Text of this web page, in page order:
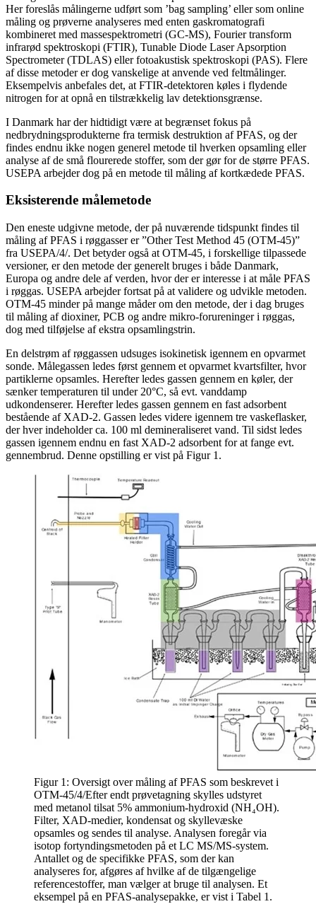
Her foreslås målingerne udført som ’bag sampling’ eller som online
måling og prøverne analyseres med enten gaskromatografi
kombineret med massespektrometri (GC-MS), Fourier transform
infrarød spektroskopi (FTIR), Tunable Diode Laser Apsorption
Spectrometer (TDLAS) eller fotoakustisk spektroskopi (PAS). Flere
af disse metoder er dog vanskelige at anvende ved feltmålinger.
Eksempelvis anbefales det, at FTIR-detektoren køles i flydende
nitrogen for at opnå en tilstrækkelig lav detektionsgrænse.
I Danmark har der hidtidigt være at begrænset fokus på
nedbrydningsprodukterne fra termisk destruktion af PFAS, og der
findes endnu ikke nogen generel metode til hverken opsamling eller
analyse af de små flourerede stoffer, som der gør for de større PFAS.
USEPA arbejder dog på en metode til måling af kortkædede PFAS.
Eksisterende målemetode
Den eneste udgivne metode, der på nuværende tidspunkt findes til
måling af PFAS i røggasser er ”Other Test Method 45 (OTM-45)”
fra USEPA/4/. Det betyder også at OTM-45, i forskellige tilpassede
versioner, er den metode der generelt bruges i både Danmark,
Europa og andre dele af verden, hvor der er interesse i at måle PFAS
i røggas. USEPA arbejder fortsat på at validere og udvikle metoden.
OTM-45 minder på mange måder om den metode, der i dag bruges
til måling af dioxiner, PCB og andre mikro-forureninger i røggas,
dog med tilføjelse af ekstra opsamlingstrin.
En delstrøm af røggassen udsuges isokinetisk igennem en opvarmet
sonde. Målegassen ledes først gennem et opvarmet kvartsfilter, hvor
partiklerne opsamles. Herefter ledes gassen gennem en køler, der
sænker temperaturen til under 20°C, så evt. vanddamp
udkondenserer. Herefter ledes gassen gennem en fast adsorbent
bestående af XAD-2. Gassen ledes videre igennem tre vaskeflasker,
der hver indeholder ca. 100 ml demineraliseret vand. Til sidst ledes
gassen igennem endnu en fast XAD-2 adsorbent for at fange evt.
gennembrud. Denne opstilling er vist på Figur 1.
Figur 1: Oversigt over måling af PFAS som beskrevet i
OTM-45/4/Efter endt prøvetagning skylles udstyret
med metanol tilsat 5% ammonium-hydroxid (NH₄OH).
Filter, XAD-medier, kondensat og skyllevæske
opsamles og sendes til analyse. Analysen foregår via
isotop fortyndingsmetoden på et LC MS/MS-system.
Antallet og de specifikke PFAS, som der kan
analyseres for, afgøres af hvilke af de tilgængelige
referencestoffer, man vælger at bruge til analysen. Et
eksempel på en PFAS-analysepakke, er vist i Tabel 1.